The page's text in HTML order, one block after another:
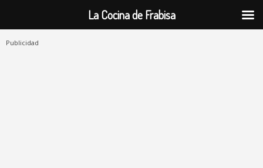
Publicidad
La Cocina de Frabisa